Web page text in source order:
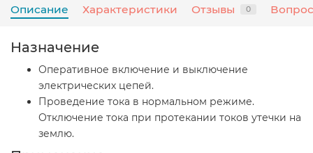
Описание Характеристики Отзывы 0
Назначение
Оперативное включение и выключение
электрических цепей.
Проведение тока в нормальном режиме.
Отключение тока при протекании токов утечки на
землю.